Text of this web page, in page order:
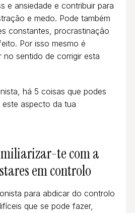
e ansiedade e contribuir para
e medo. Pode também
constantes, procrastinação
Por isso mesmo é
no sentido de corrigir esta
há 5 coisas que podes
aspecto da tua
te com a
em controlo
para abdicar do controlo
que se pode fazer,